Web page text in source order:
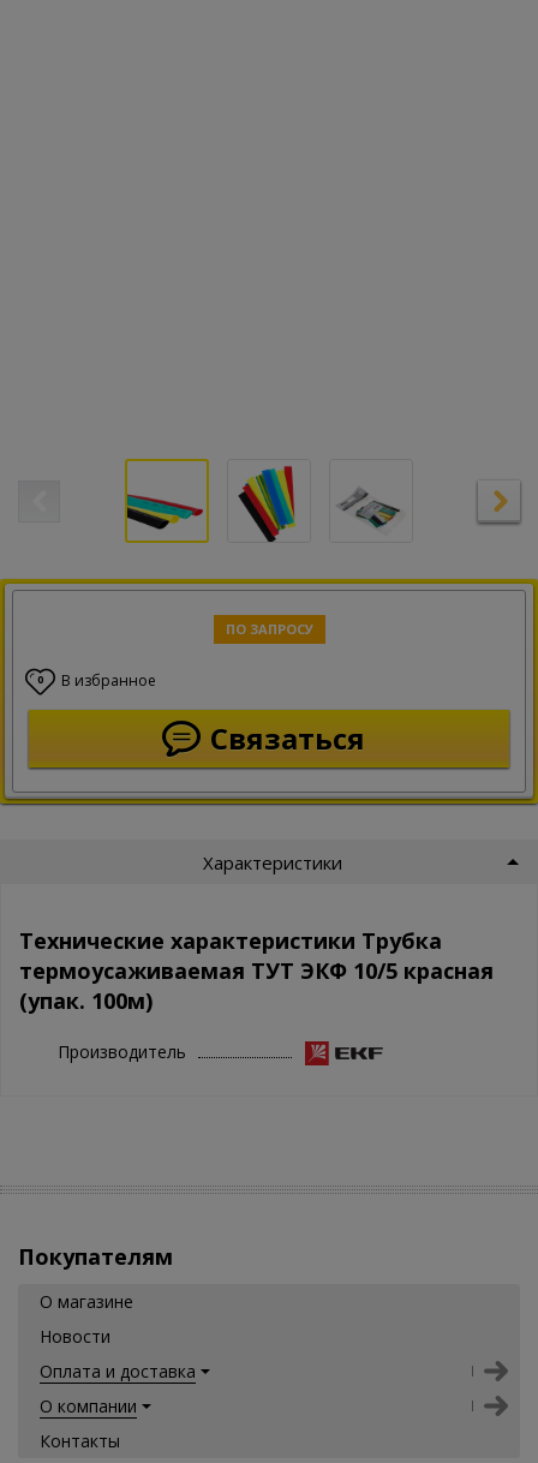
ПО ЗАПРОСУ
0 В избранное
Связаться
Характеристики
Технические характеристики Трубка
термоусаживаемая ТУТ ЭКФ 10/5 красная
(упак. 100м)
Производитель
Покупателям
О магазине
Новости
Оплата и доставка
О компании
Контакты